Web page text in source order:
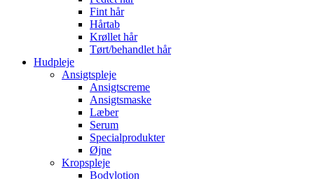
Fint hår
Hårtab
Krøllet hår
Tørt/behandlet hår
Hudpleje
Ansigtspleje
Ansigtscreme
Ansigtsmaske
Læber
Serum
Specialprodukter
Øjne
Kropspleje
Bodylotion